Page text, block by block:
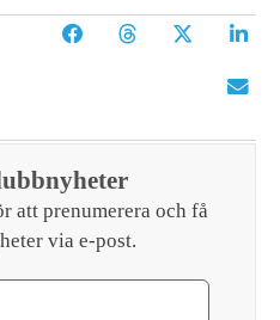
att prenumerera och få
via e-post.